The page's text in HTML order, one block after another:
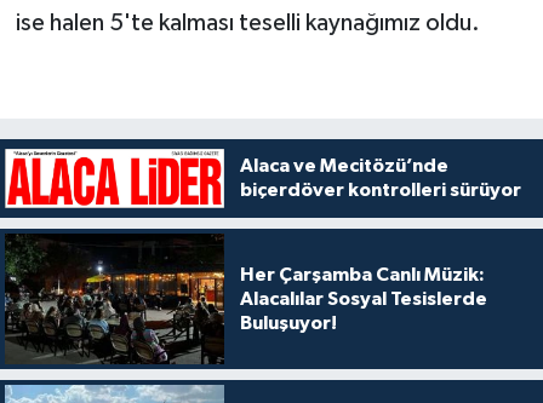
ise halen 5'te kalması teselli kaynağımız oldu.
Alaca ve Mecitözü’nde
biçerdöver kontrolleri sürüyor
Her Çarşamba Canlı Müzik:
Alacalılar Sosyal Tesislerde
Buluşuyor!